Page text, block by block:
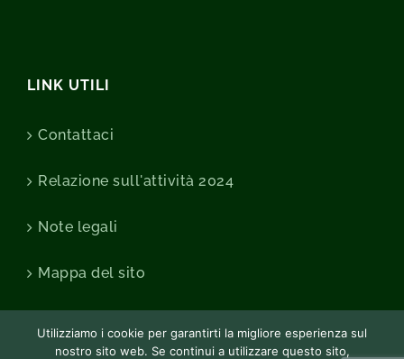
LINK UTILI
Contattaci
Relazione sull'attività 2024
Note legali
Mappa del sito
Utilizziamo i cookie per garantirti la migliore esperienza sul
nostro sito web. Se continui a utilizzare questo sito,